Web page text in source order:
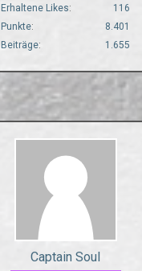
Erhaltene Likes
116
Punkte
8.401
Beiträge
1.655
Captain Soul